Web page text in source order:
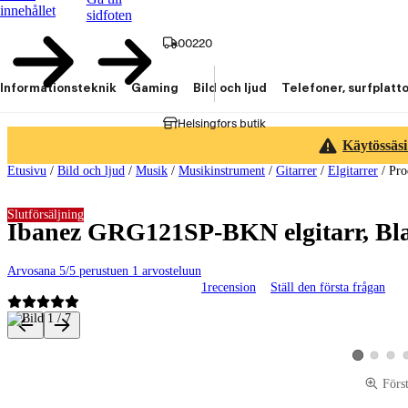
innehållet
sidfoten
00220
Helsingfors butik
Informationsteknik Gaming Bild och ljud Telefoner,
Etusivu / Bild och ljud / Musik / Musikinstrument / Gitarrer / Elgitarrer /
Ibanez GRG121SP-BKN elgitarr,
Arvosana 5/5 perustuen 1 arvosteluun
1recension Ställ den första frågan
Slutförsäljning
Produktbilder och videor
VisaVisa Visa